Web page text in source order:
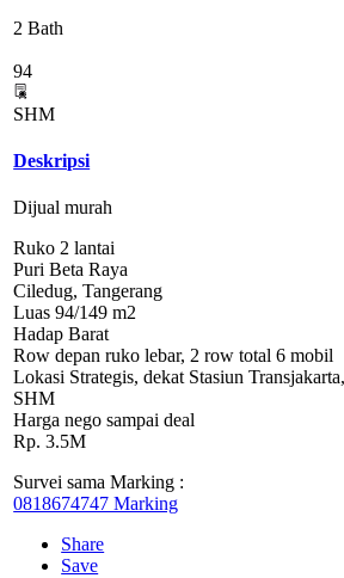
2 Bath
94
SHM
Deskripsi
Dijual murah
Ruko 2 lantai
Puri Beta Raya
Ciledug, Tangerang
Luas 94/149 m2
Hadap Barat
Row depan ruko lebar, 2 row total 6 mobil
Lokasi Strategis, dekat Stasiun
SHM
Harga nego sampai deal
Rp. 3.5M
Survei sama Marking :
0818674747 Marking
Share
Save